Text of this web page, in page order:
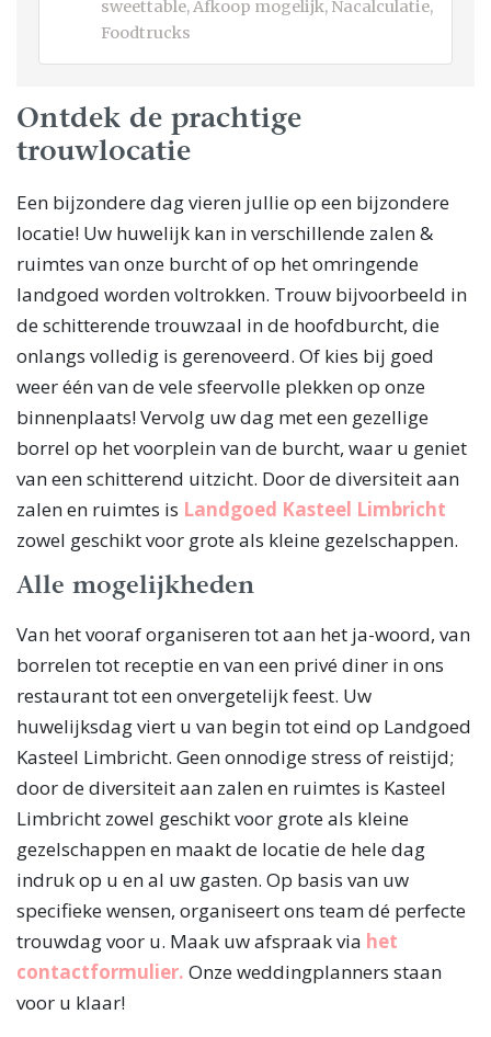
sweettable, Afkoop mogelijk, Nacalculatie,
Foodtrucks
Ontdek de prachtige
trouwlocatie
Een bijzondere dag vieren jullie op een bijzondere
locatie! Uw huwelijk kan in verschillende zalen &
ruimtes van onze burcht of op het omringende
landgoed worden voltrokken. Trouw bijvoorbeeld in
de schitterende trouwzaal in de hoofdburcht, die
onlangs volledig is gerenoveerd. Of kies bij goed
weer één van de vele sfeervolle plekken op onze
binnenplaats! Vervolg uw dag met een gezellige
borrel op het voorplein van de burcht, waar u geniet
van een schitterend uitzicht. Door de diversiteit aan
zalen en ruimtes is Landgoed Kasteel Limbricht
zowel geschikt voor grote als kleine gezelschappen.
Alle mogelijkheden
Van het vooraf organiseren tot aan het ja-woord, van
borrelen tot receptie en van een privé diner in ons
restaurant tot een onvergetelijk feest. Uw
huwelijksdag viert u van begin tot eind op Landgoed
Kasteel Limbricht. Geen onnodige stress of reistijd;
door de diversiteit aan zalen en ruimtes is Kasteel
Limbricht zowel geschikt voor grote als kleine
gezelschappen en maakt de locatie de hele dag
indruk op u en al uw gasten. Op basis van uw
specifieke wensen, organiseert ons team dé perfecte
trouwdag voor u. Maak uw afspraak via het
contactformulier. Onze weddingplanners staan
voor u klaar!